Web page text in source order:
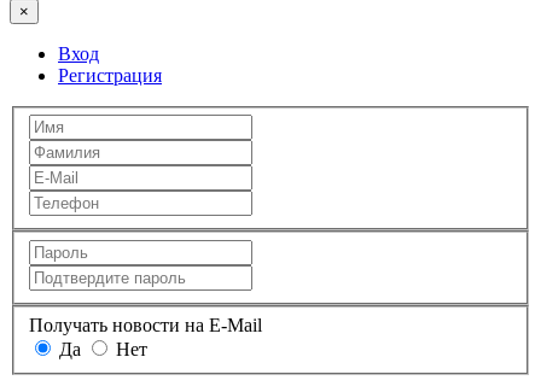
×
Вход
Регистрация
Получать новости на E-Mail
Да
Нет